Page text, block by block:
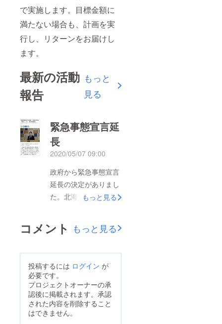
で実施します。目標金額に
満たない場合も、計画を実
行し、リターンをお届けし
ます。
最新の活動
報告
もっと
見る
緊急事態宣言延
長
2020/05/07 09:00
政府から緊急事態宣言
延長の決定がありまし
た。北海道・札幌市に
5/15まで宣言延長。
5/6まで自粛すれば、
5/15まで自粛しなけれ
ば貰えない事に…北海
道としては、追加金の
財政力はなく、クラウ
もっと見る
コメント もっと見る
投稿するには ログイン が
必要です。
プロジェクトオーナーの承
認後に掲載されます。承認
された内容を削除すること
はできません。